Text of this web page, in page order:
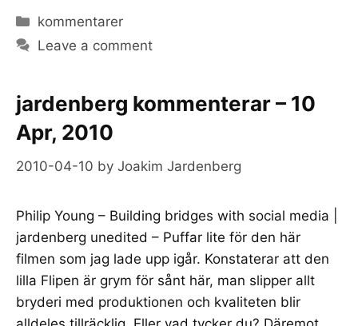
Categories
kommentarer
Leave a comment
jardenberg kommenterar – 10
Apr, 2010
2010-04-10 by Joakim Jardenberg
Philip Young – Building bridges with social media |
jardenberg unedited – Puffar lite för den här
filmen som jag lade upp igår. Konstaterar att den
lilla Flipen är grym för sånt här, man slipper allt
bryderi med produktionen och kvaliteten blir